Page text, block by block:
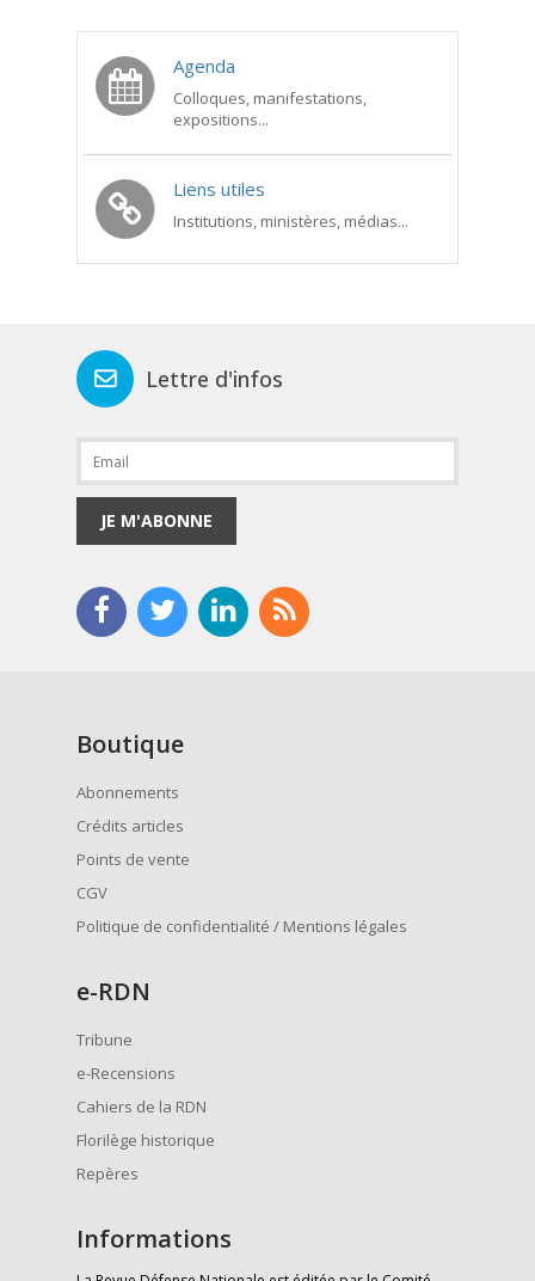
Agenda
Colloques, manifestations,
expositions...
Liens utiles
Institutions, ministères, médias...
Lettre d'infos
JE M'ABONNE
Boutique
Abonnements
Crédits articles
Points de vente
CGV
Politique de confidentialité / Mentions légales
e-RDN
Tribune
e-Recensions
Cahiers de la RDN
Florilège historique
Repères
Informations